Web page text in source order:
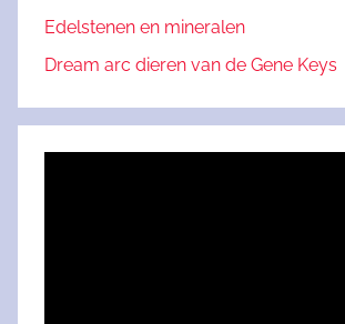
Edelstenen en mineralen
Dream arc dieren van de Gene Keys